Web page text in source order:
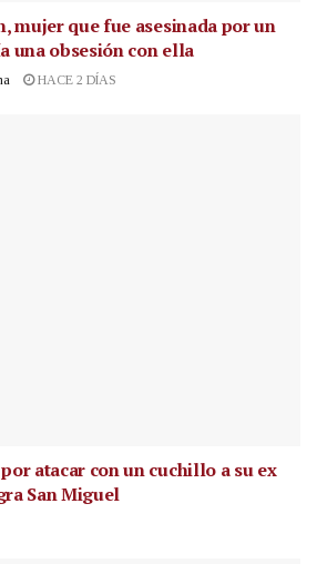
mujer que fue asesinada por un
una obsesión con ella
HACE 2 DÍAS
atacar con un cuchillo a su ex
San Miguel